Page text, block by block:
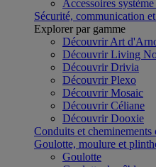
Accessoires
Sécurité, communication et
Explorer par gamme
Découvrir Art
Découvrir Living
Découvrir Drivia
Découvrir Plexo
Découvrir Mosaic
Découvrir Céliane
Découvrir Dooxie
Conduits et cheminements
Goulotte, moulure et
Goulotte